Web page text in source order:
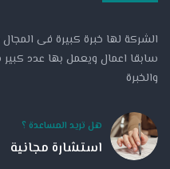
سابقا اعمال ويعمل بها عدد
والخبرة
هل تريد المساعدة ؟
استشارة مجانية